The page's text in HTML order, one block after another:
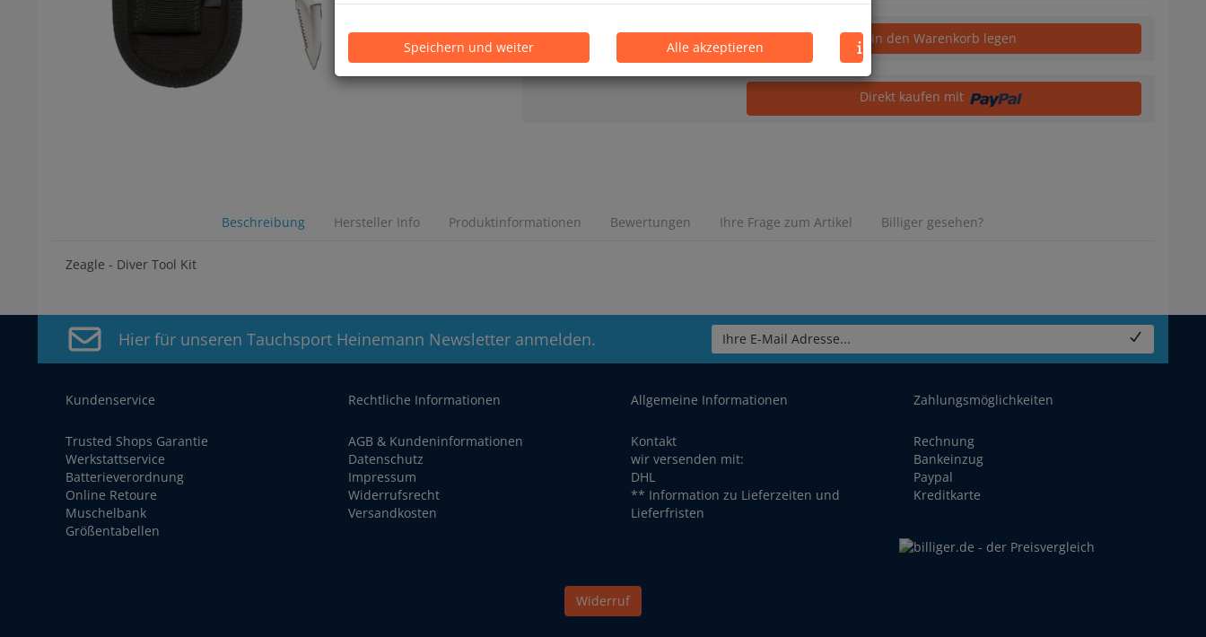
Stk. in den Warenkorb legen
Direkt kaufen mit
Beschreibung Hersteller Info Produktinformationen Bewertungen Ihre Frage zum Artikel Billiger gesehen?
Zeagle - Diver Tool Kit
Hier für unseren Tauchsport Heinemann Newsletter anmelden. Ihre E-Mail Adresse...
Kundenservice
Trusted Shops Garantie
Werkstattservice
Batterieverordnung
Online Retoure
Muschelbank
Größentabellen
Rechtliche Informationen
AGB & Kundeninformationen
Datenschutz
Impressum
Widerrufsrecht
Versandkosten
Allgemeine Informationen
Kontakt
wir versenden mit:
DHL
** Information zu Lieferzeiten und
Lieferfristen
Zahlungsmöglichkeiten
Rechnung
Bankeinzug
Paypal
Kreditkarte
Widerruf
Speichern und weiter Alle akzeptieren